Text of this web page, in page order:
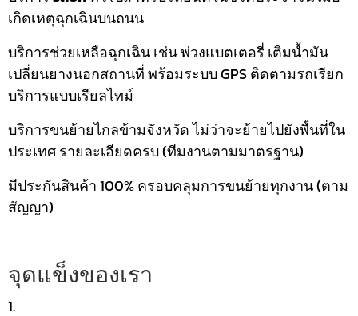
เกิดเหตุฉุกเฉินบนถนน
บริการช่วยเหลือฉุกเฉิน เช่น พ่วงแบตเตอรี่ เติมน้ำมัน
เปลี่ยนยางนอกสถานที่ พร้อมระบบ GPS ติดตามรถเรียก
บริการแบบเรียลไทม์
บริการขนย้ายไกลข้ามจังหวัด ไม่ว่าจะย้ายไปยังพื้นที่ใน
ประเทศ รายละเอียดครบ (ทีมงานตามมาตรฐาน)
มีประกันสินค้า 100% ครอบคลุมการขนย้ายทุกงาน (ตาม
สัญญา)
จุดแข็งของเรา